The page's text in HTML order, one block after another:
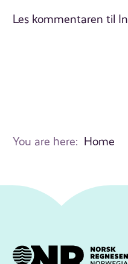
Les kommentaren til
You are here: Home